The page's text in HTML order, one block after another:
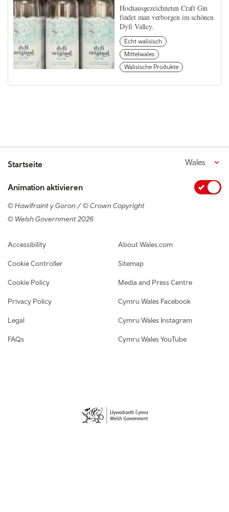
Hochausgezeichneten Craft Gin
findet man verborgen im schönen
Dyfi Valley.
Echt walisisch
Mittelwales
Walisische Produkte
Startseite Wales
Animation aktivieren
© Hawlfraint y Goron / © Crown Copyright
© Welsh Government 2026
Footer navigation
Accessibility
Cookie Controller
Cookie Policy
Privacy Policy
Legal
FAQs
About Wales.com
Sitemap
Media and Press Centre
Cymru Wales Facebook
Cymru Wales Instagram
Cymru Wales YouTube